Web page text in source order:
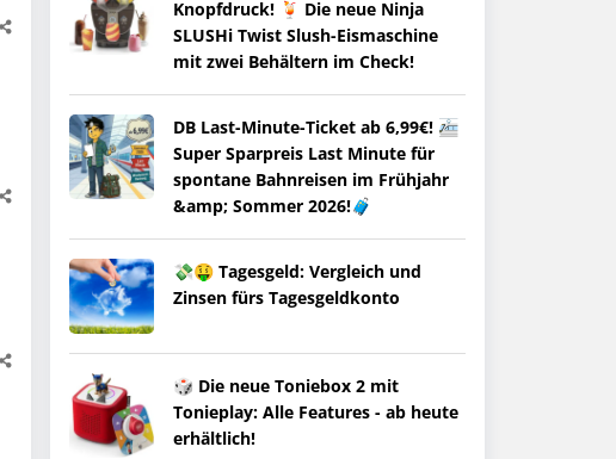
Knopfdruck! 🍹 Die neue Ninja
SLUSHi Twist Slush-Eismaschine
mit zwei Behältern im Check!
DB Last-Minute-Ticket ab 6,99€! 🚈
Super Sparpreis Last Minute für
spontane Bahnreisen im Frühjahr
&amp; Sommer 2026!🧳
💸🤑 Tagesgeld: Vergleich und
Zinsen fürs Tagesgeldkonto
🎲 Die neue Toniebox 2 mit
Tonieplay: Alle Features - ab heute
erhältlich!